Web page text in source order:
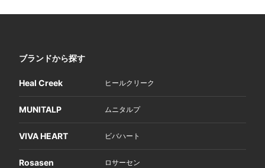
ブランドから探す
Heal Creek ヒールクリーク
MUNITALP ムニタルプ
VIVA HEART ビバハート
Rosasen ロサーセン